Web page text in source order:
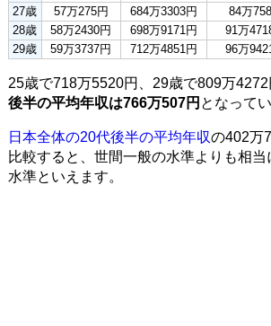
27歳
57万275円 684万3303円 84万
28歳
58万2430円 698万9171円 91万
29歳
59万3737円 712万4851円 96万
25歳で718万5520円、29歳で809万4272
後半の平均年収は766万507円 となってい
日本全体の20代後半の平均年収の402万
比較すると、世間一般の水準よりも相
水準といえます。